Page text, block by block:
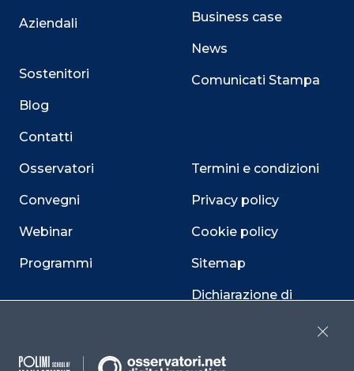
Aziendali
Sostenitori
Blog
Contatti
Osservatori
Convegni
Webinar
Programmi
Business case
News
Comunicati Stampa
Termini e condizioni
Privacy policy
Cookie policy
Sitemap
Dichiarazione di